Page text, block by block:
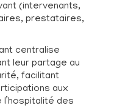
(intervenants,
prestataires,
centralise
leur partage au
facilitant
aux
l’hospitalité des